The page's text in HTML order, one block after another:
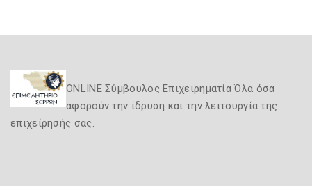
ONLINE Σύμβουλος Επιχειρηματία Όλα όσα
αφορούν την ίδρυση και την λειτουργία της
επιχείρησής σας.